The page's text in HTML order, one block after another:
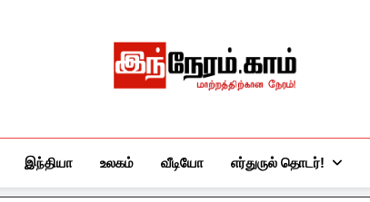
இந்நேரம்.காம்
இந்தியா உலகம் வீடியோ எர்துருல் தொடர்!